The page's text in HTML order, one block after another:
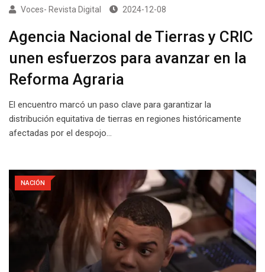
Voces- Revista Digital 2024-12-08
Agencia Nacional de Tierras y CRIC
unen esfuerzos para avanzar en la
Reforma Agraria
El encuentro marcó un paso clave para garantizar la
distribución equitativa de tierras en regiones históricamente
afectadas por el despojo…
NACIÓN